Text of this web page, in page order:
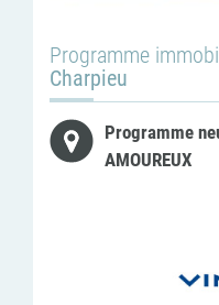
Programme
Charpieu
Programme
AMOUREUX